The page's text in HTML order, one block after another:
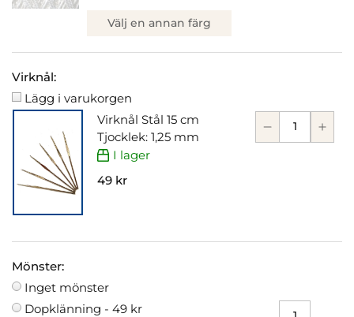
Välj en annan färg
Virknål:
Lägg i varukorgen
Virknål Stål 15 cm
Tjocklek: 1,25 mm
I lager
49 kr
Mönster:
Inget mönster
Dopklänning - 49 kr